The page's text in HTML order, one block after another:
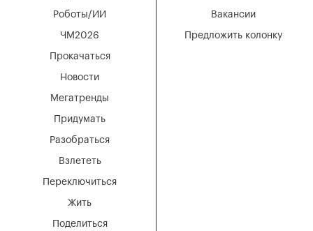
Мегатренды
Придумать
Разобраться
Взлететь
Новости
Переключиться
Жить
Поделиться
Роботы/ИИ
ЧМ2026
Прокачаться
Вакансии
Предложить колонку